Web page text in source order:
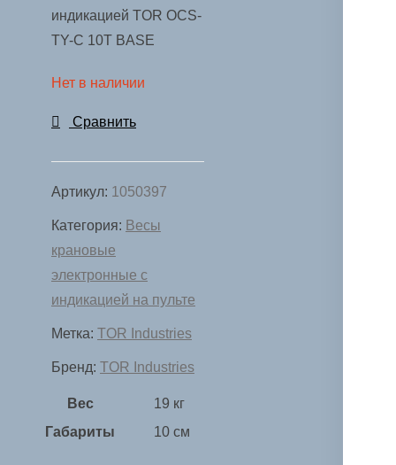
индикацией TOR OCS-
TY-С 10T BASE
Нет в наличии
Сравнить
Артикул: 1050397
Категория: Весы
крановые
электронные с
индикацией на пульте
Метка: TOR Industries
Бренд: TOR Industries
Вес
19 кг
Габариты
10 см